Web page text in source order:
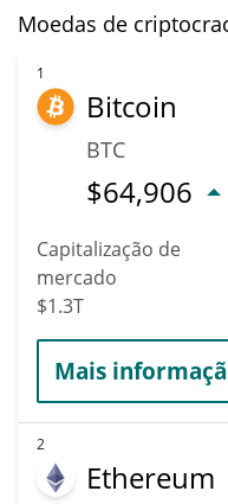
Moedas de
1
Bitcoin
BTC
$64,906
Capitalização de
mercado
$1.3T
Mais
2
Ethereum